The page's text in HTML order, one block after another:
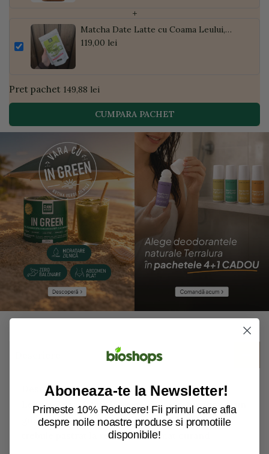
+
Matcha Date Latte cu Coama Leului,
Pudră de Curmale și Ghimbir, ECO, 300g
119,00 lei
Pret pachet 149,88 lei
CUMPARA PACHET
Descriere:
Legumele rasfatate la soare dau acestui ghiveci un
gust puternic condimentat. Dupa desigilare
trebuie pastrat la rece si consumat curand.
Aboneaza-te la Newsletter!
Primeste 10% Reducere! Fii primul care afla
despre noile noastre produse si promotiile
disponibile!